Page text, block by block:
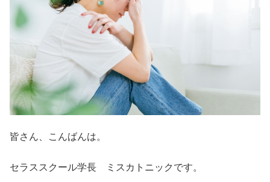
皆さん、こんばんは。
セラススクール学長 ミスカトニックです。